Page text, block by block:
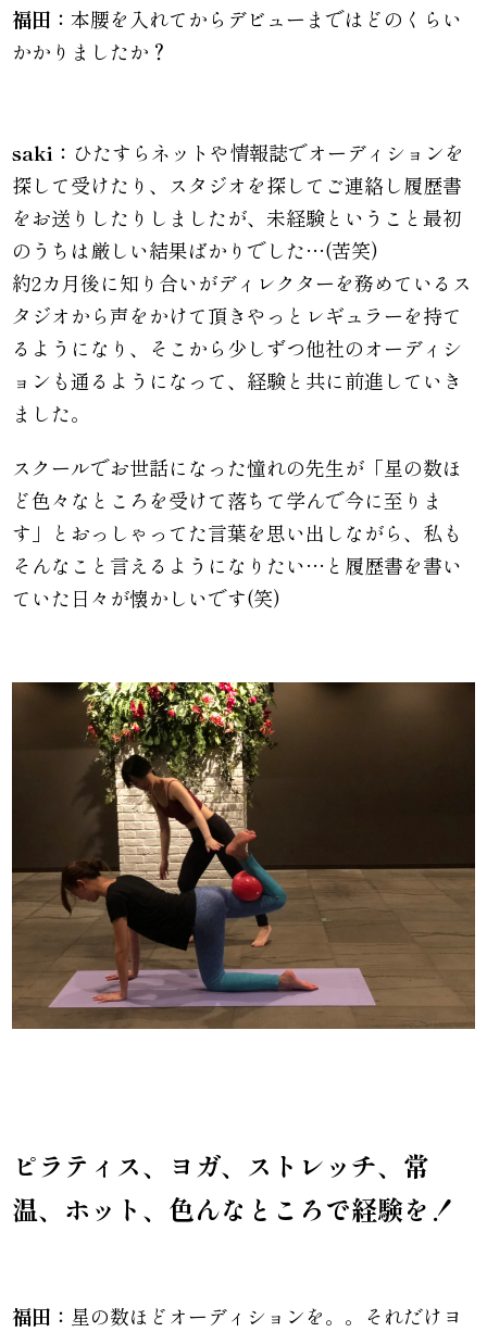
福田：本腰を入れてからデビューまではどのくらい
かかりましたか？
saki： ひたすらネットや情報誌でオーディションを
探して受けたり、スタジオを探してご連絡し履歴書
をお送りしたりしましたが、未経験ということ最初
のうちは厳しい結果ばかりでした…(苦笑)
約2カ月後に知り合いがディレクターを務めているス
タジオから声をかけて頂きやっとレギュラーを持て
るようになり、そこから少しずつ他社のオーディシ
ョンも通るようになって、経験と共に前進していき
ました。
スクールでお世話になった憧れの先生が「星の数ほ
ど色々なところを受けて落ちて学んで今に至りま
す」とおっしゃってた言葉を思い出しながら、私も
そんなこと言えるようになりたい…と履歴書を書い
ていた日々が懐かしいです(笑)
ピラティス、ヨガ、ストレッチ、常
温、ホット、色んなところで経験を！
福田： 星の数ほどオーディションを。。それだけヨ